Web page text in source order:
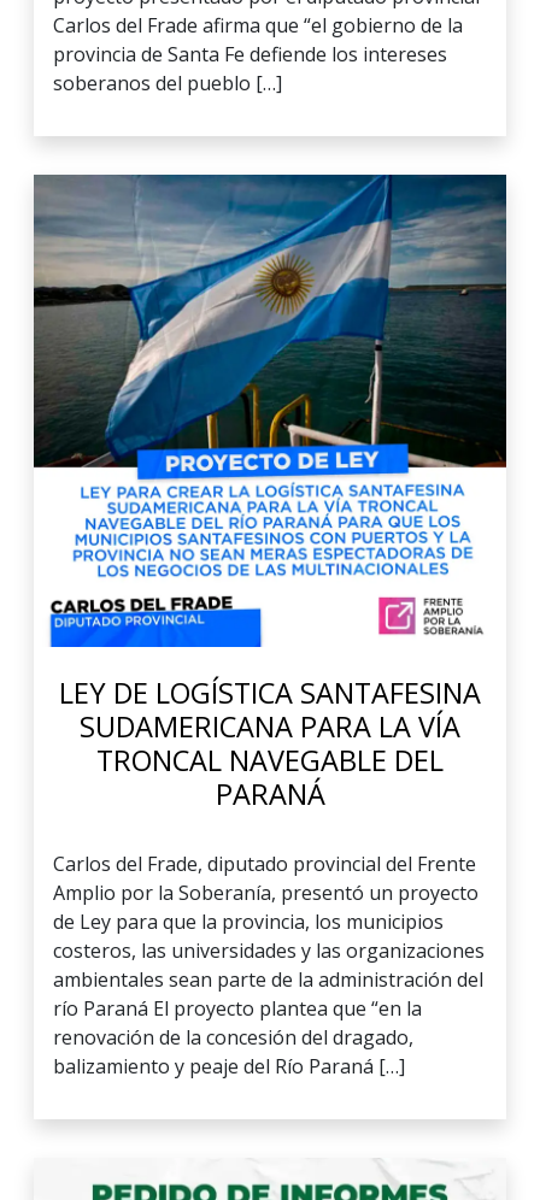
Carlos del Frade afirma que “el gobierno de la
provincia de Santa Fe defiende los intereses
soberanos del pueblo […]
LEY DE LOGÍSTICA SANTAFESINA
SUDAMERICANA PARA LA VÍA
TRONCAL NAVEGABLE DEL
PARANÁ
Carlos del Frade, diputado provincial del Frente
Amplio por la Soberanía, presentó un proyecto
de Ley para que la provincia, los municipios
costeros, las universidades y las organizaciones
ambientales sean parte de la administración del
río Paraná El proyecto plantea que “en la
renovación de la concesión del dragado,
balizamiento y peaje del Río Paraná […]